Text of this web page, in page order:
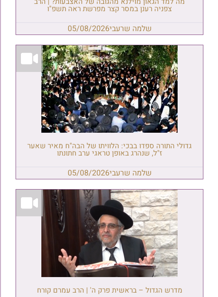
צפניה רענן במסר קצר מפרשת ראה תשפ"ו
שלמה שרעבי05/08/2026
גדולי התורה ספדו בבכי: הלוויתו של הבה"ח מאיר שאער
ז"ל, שנהרג באופן טראגי ערב חתונתו
שלמה שרעבי05/08/2026
מדרש הגדול – בראשית פרק ה' | הרב עמרם קורח